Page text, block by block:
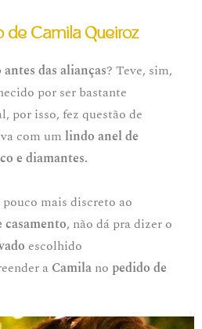
de Camila Queiroz
das alianças? Teve, sim,
por ser bastante
por isso, fez questão de
com um lindo anel de
e diamantes.
mais discreto ao
casamento, não dá pra dizer o
escolhido
a Camila no pedido de